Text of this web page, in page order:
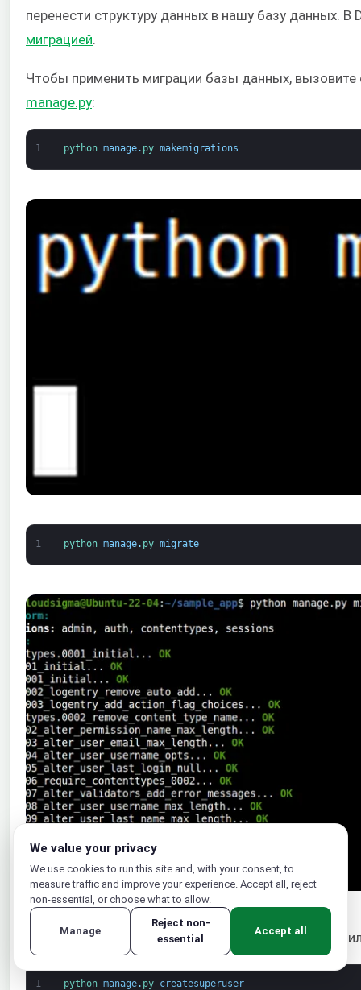
перенести структуру данных в нашу базу данных. В
миграцией
Чтобы применить миграции базы данных, вызовите
manage.py:
1 python manage. py makemigrations
1 python manage. py migrate
Затем создайте суперпользователя для нашего
1 python manage. py createsuperuser
We value your privacy
We use cookies to run this site and, with your consent, to
measure traffic and improve your experience. Accept all, reject
non-essential, or choose what to allow.
Manage
Reject non-
essential
Accept all